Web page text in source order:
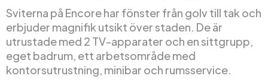
Sviterna på Encore har fönster från golv till tak och
erbjuder magnifik utsikt över staden. De är
utrustade med 2 TV-apparater och en sittgrupp,
eget badrum, ett arbetsområde med
kontorsutrustning, minibar och rumsservice.